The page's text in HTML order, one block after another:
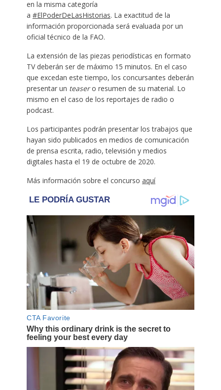
en la misma categoría
a #ElPoderDeLasHistorias. La exactitud de la
información proporcionada será evaluada por un
oficial técnico de la FAO.
La extensión de las piezas periodísticas en formato
TV deberán ser de máximo 15 minutos. En el caso
que excedan este tiempo, los concursantes deberán
presentar un teasero resumen de su material. Lo
mismo en el caso de los reportajes de radio o
podcast.
Los participantes podrán presentar los trabajos que
hayan sido publicados en medios de comunicación
de prensa escrita, radio, televisión y medios
digitales hasta el 19 de octubre de 2020.
Más información sobre el concurso aquí